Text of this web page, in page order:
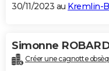
30/11/2023 au Kremlin-
Simonne
Créer une cagnotte